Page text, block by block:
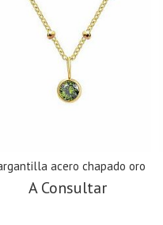
acero chapado oro
A Consultar